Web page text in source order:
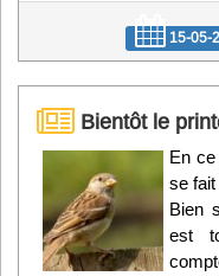
15-05-
Bientôt le
En
se
Bien
est